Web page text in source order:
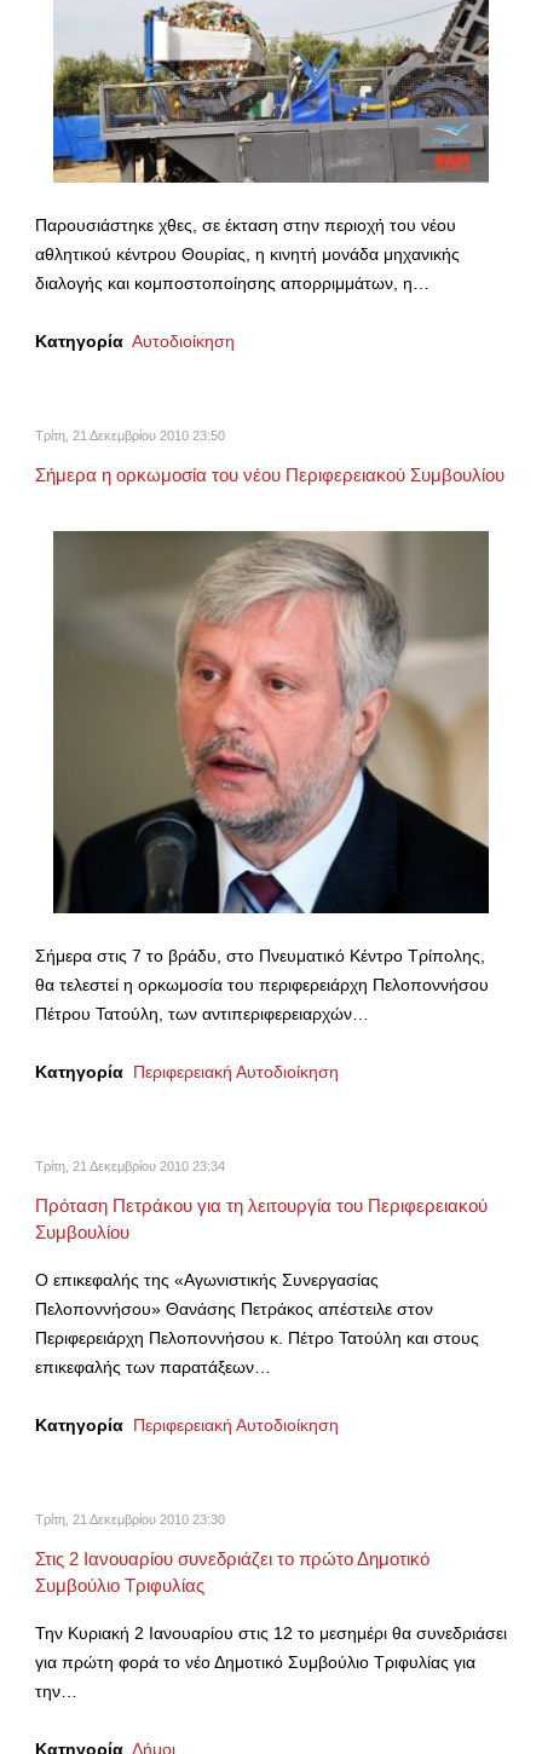
Παρουσιάστηκε χθες, σε έκταση στην περιοχή του νέου
αθλητικού κέντρου Θουρίας, η κινητή μονάδα μηχανικής
διαλογής και κομποστοποίησης απορριμμάτων, η…
Κατηγορία Αυτοδιοίκηση
Τρίτη, 21 Δεκεμβρίου 2010 23:50
Σήμερα η ορκωμοσία του νέου Περιφερειακού Συμβουλίου
Σήμερα στις 7 το βράδυ, στο Πνευματικό Κέντρο Τρίπολης,
θα τελεστεί η ορκωμοσία του περιφερειάρχη Πελοποννήσου
Πέτρου Τατούλη, των αντιπεριφερειαρχών…
Κατηγορία Περιφερειακή Αυτοδιοίκηση
Τρίτη, 21 Δεκεμβρίου 2010 23:34
Πρόταση Πετράκου για τη λειτουργία του Περιφερειακού
Συμβουλίου
Ο επικεφαλής της «Αγωνιστικής Συνεργασίας
Πελοποννήσου» Θανάσης Πετράκος απέστειλε στον
Περιφερειάρχη Πελοποννήσου κ. Πέτρο Τατούλη και στους
επικεφαλής των παρατάξεων…
Κατηγορία Περιφερειακή Αυτοδιοίκηση
Τρίτη, 21 Δεκεμβρίου 2010 23:30
Στις 2 Ιανουαρίου συνεδριάζει το πρώτο Δημοτικό
Συμβούλιο Τριφυλίας
Την Κυριακή 2 Ιανουαρίου στις 12 το μεσημέρι θα συνεδριάσει
για πρώτη φορά το νέο Δημοτικό Συμβούλιο Τριφυλίας για
την…
Κατηγορία Δήμοι